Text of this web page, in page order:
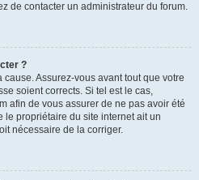
de contacter un administrateur du forum.
?
Assurez-vous avant tout que votre
soient corrects. Si tel est le cas,
afin de vous assurer de ne pas avoir été
le propriétaire du site internet ait un
nécessaire de la corriger.